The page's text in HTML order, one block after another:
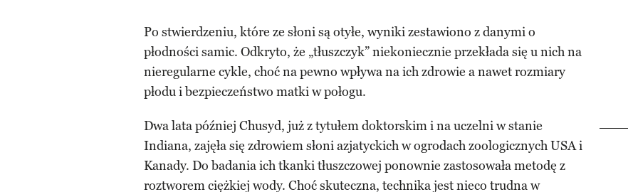
Po stwierdzeniu, które ze słoni są otyłe, wyniki zestawiono z danymi o
płodności samic. Odkryto, że „tłuszczyk” niekoniecznie przekłada się u nich na
nieregularne cykle, choć na pewno wpływa na ich zdrowie a nawet rozmiary
płodu i bezpieczeństwo matki w połogu.
Dwa lata później Chusyd, już z tytułem doktorskim i na uczelni w stanie
Indiana, zajęła się zdrowiem słoni azjatyckich w ogrodach zoologicznych USA i
Kanady. Do badania ich tkanki tłuszczowej ponownie zastosowała metodę z
roztworem ciężkiej wody. Choć skuteczna, technika jest nieco trudna w